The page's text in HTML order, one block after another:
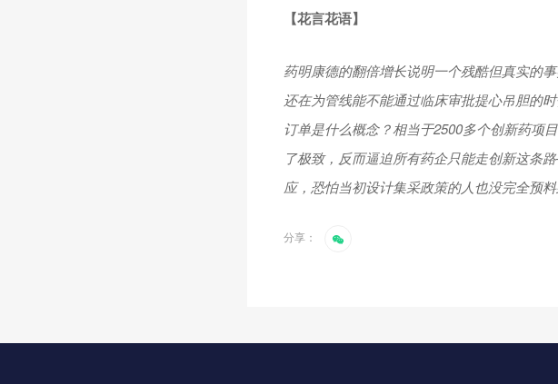
【花言花语】
药明康德的翻倍增长说明一个残酷但真实的
还在为管线能不能通过临床审批提心吊胆的
订单是什么概念？相当于2500多个创新药项
了极致，反而逼迫所有药企只能走创新这
应，恐怕当初设计集采政策的人也没完全预料
分享：